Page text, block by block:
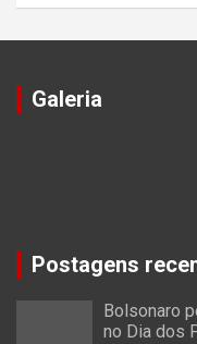
Galeria
Postagens
Bolsonaro
no Dia dos